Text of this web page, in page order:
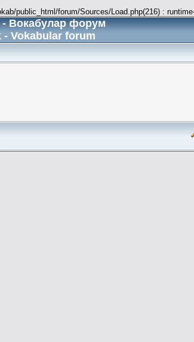
public_html/forum/Sources/Load.php(216) :
- Вокабулар форум
- Vokabular forum